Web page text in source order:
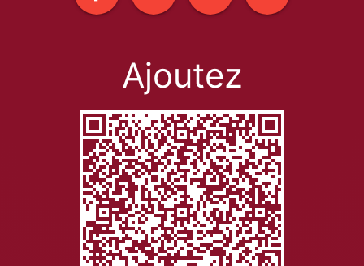
Ajoutez